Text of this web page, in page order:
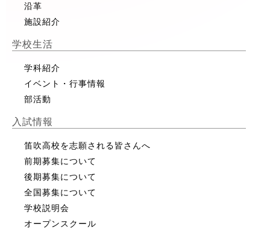
沿革
施設紹介
学校生活
学科紹介
イベント・行事情報
部活動
入試情報
笛吹高校を志願される皆さんへ
前期募集について
後期募集について
全国募集について
学校説明会
オープンスクール